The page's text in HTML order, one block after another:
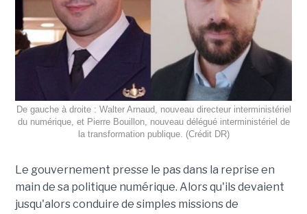
De gauche à droite : Walter Arnaud, nouveau directeur interministériel
du numérique, et Pierre Bouillon, nouveau délégué interministériel de
la transformation publique. (Crédit DR)
Le gouvernement presse le pas dans la reprise en
main de sa politique numérique. Alors qu'ils devaient
jusqu'alors conduire de simples missions de